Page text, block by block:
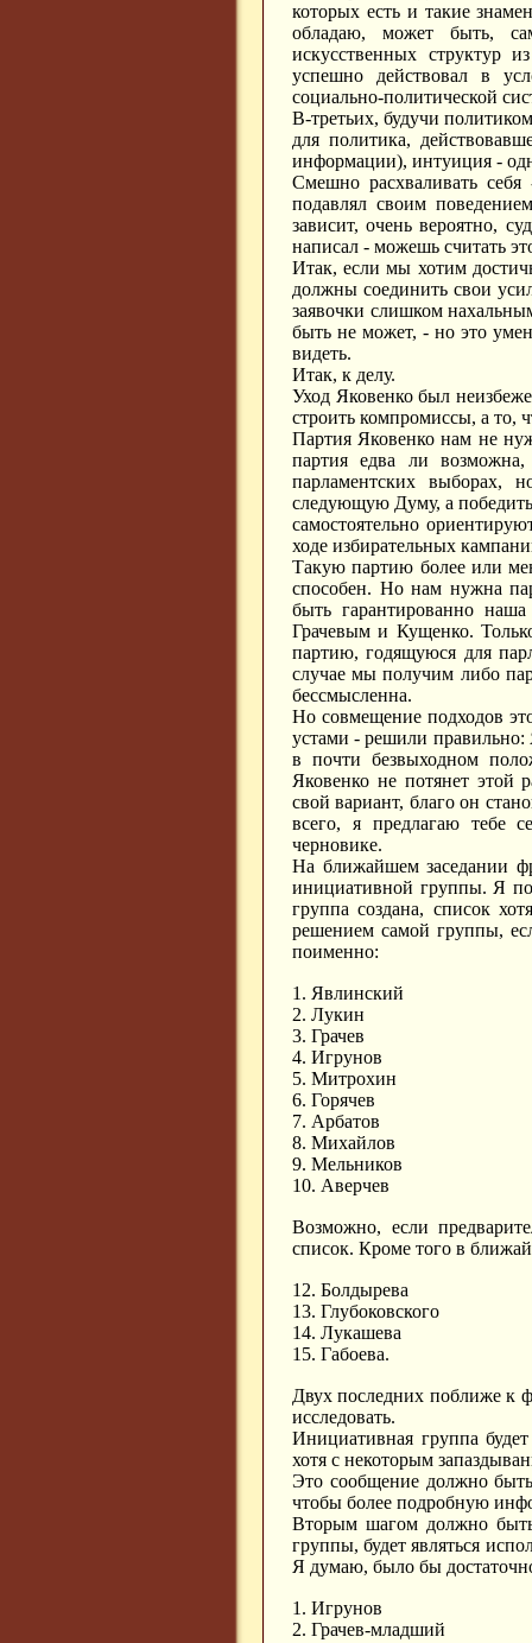
которых есть и такие
обладаю, может быть,
искусственных структур
успешно действовал в
социально-политической
В-третьих, будучи
для политика,
информации), интуиция -
Смешно расхваливать
подавлял своим
зависит, очень вероятно,
написал - можешь считать
Итак, если мы хотим
должны соединить свои
заявочки слишком
быть не может, - но это
видеть.
Итак, к делу.
Уход Яковенко был
строить компромиссы, а то,
Партия Яковенко нам не
партия едва ли
парламентских выборах,
следующую Думу, а
самостоятельно
ходе избирательных
Такую партию более или
способен. Но нам нужна
быть гарантированно
Грачевым и Кущенко.
партию, годящуюся для
случае мы получим либо
бессмысленна.
Но совмещение подходов
устами - решили правильно:
в почти безвыходном
Яковенко не потянет этой
свой вариант, благо он
всего, я предлагаю тебе
черновике.
На ближайшем заседании
инициативной группы. Я
группа создана, список
решением самой группы,
поименно:
1. Явлинский
2. Лукин
3. Грачев
4. Игрунов
5. Митрохин
6. Горячев
7. Арбатов
8. Михайлов
9. Мельников
10. Аверчев
Возможно, если
список. Кроме того в
12. Болдырева
13. Глубоковского
14. Лукашева
15. Габоева.
Двух последних поближе к
исследовать.
Инициативная группа
хотя с некоторым
Это сообщение должно быть
чтобы более подробную
Вторым шагом должно
группы, будет являться
Я думаю, было бы
1. Игрунов
2. Грачев-младший